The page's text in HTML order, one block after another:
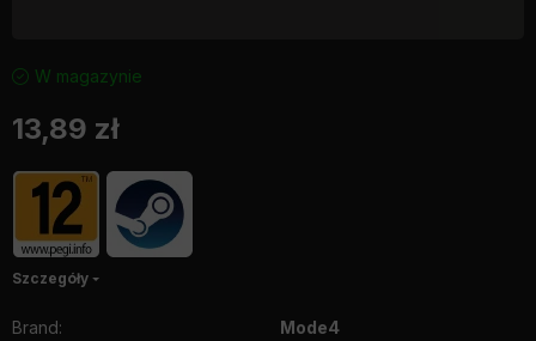
W magazynie
13,89 zł
Szczegóły
Brand:
Mode4